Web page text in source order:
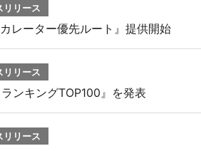
ス
リリース
レーター優先ルート』提供開始
リリース
ンキングTOP100』を発表
リリース